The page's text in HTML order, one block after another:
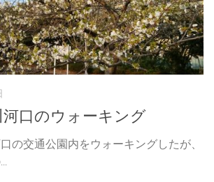
口のウォーキング
の交通公園内をウォーキングしたが、